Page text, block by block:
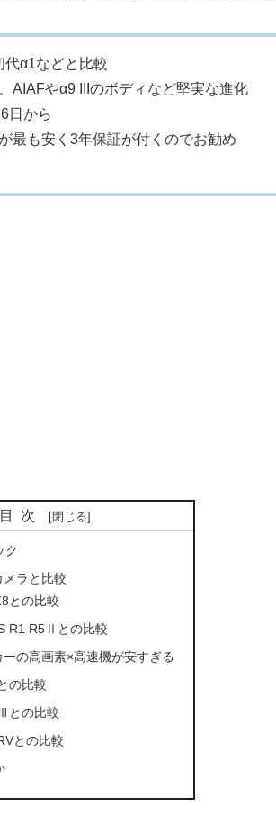
代α1などと比較
AIAFやα9 IIIのボディなど堅実な進化
日から
最も安く3年保証が付くのでお勧め
目次
ク
ラと比較
との比較
R1 R5Ⅱとの比較
の高画素×高速機が安すぎる
の比較
の比較
との比較